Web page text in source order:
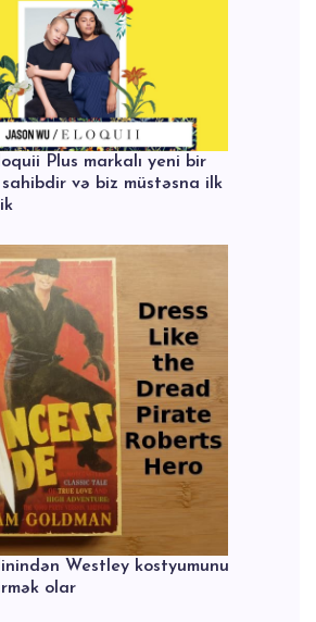
Plus markalı yeni bir
və biz müstəsna ilk
Westley kostyumunu
olar